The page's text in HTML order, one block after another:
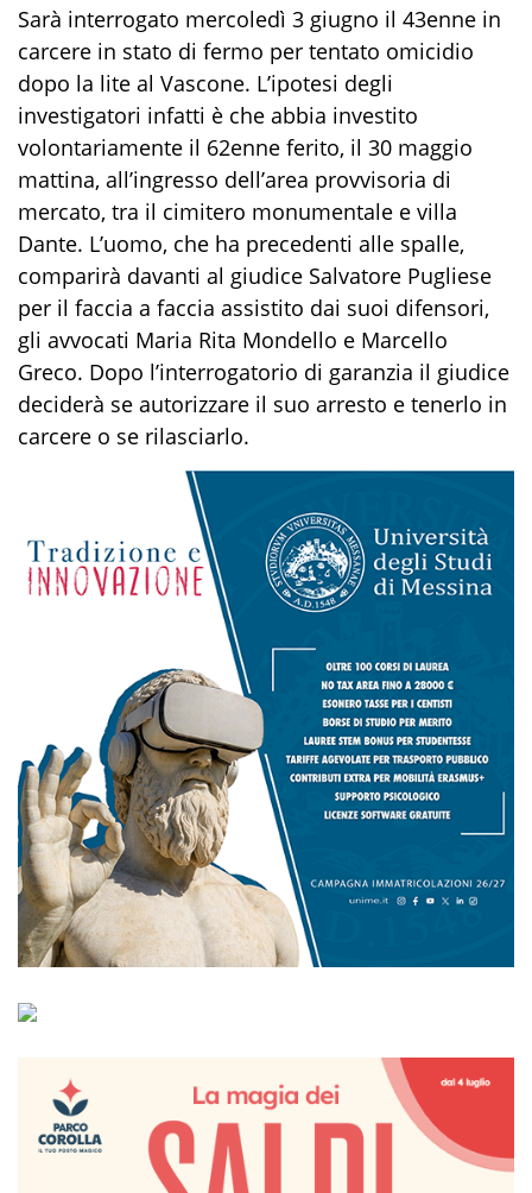
Sarà interrogato mercoledì 3 giugno il 43enne in
carcere in stato di fermo per tentato omicidio
dopo la lite al Vascone. L’ipotesi degli
investigatori infatti è che abbia investito
volontariamente il 62enne ferito, il 30 maggio
mattina, all’ingresso dell’area provvisoria di
mercato, tra il cimitero monumentale e villa
Dante. L’uomo, che ha precedenti alle spalle,
comparirà davanti al giudice Salvatore Pugliese
per il faccia a faccia assistito dai suoi difensori,
gli avvocati Maria Rita Mondello e Marcello
Greco. Dopo l’interrogatorio di garanzia il giudice
deciderà se autorizzare il suo arresto e tenerlo in
carcere o se rilasciarlo.